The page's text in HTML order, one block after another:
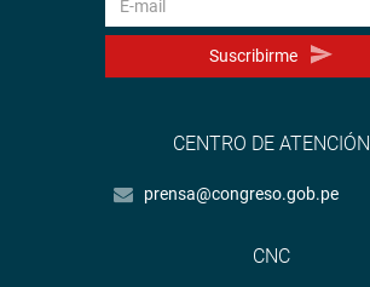
Suscribirme
CENTRO DE ATENCIÓN
prensa@congreso.gob.pe
CNC